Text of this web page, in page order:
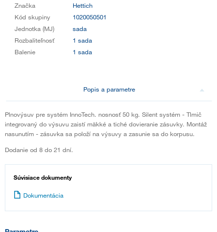
Značka
Hettich
Kód skupiny
1020050501
Jednotka (MJ)
sada
Rozbaliteľnosť
1 sada
Balenie
1 sada
Popis a parametre
Plnovýsuv pre systém InnoTech. nosnosť 50 kg. Silent systém - Tlmič
integrovaný do výsuvu zaistí mäkké a tiché dovieranie zásuvky. Montáž
nasunutím - zásuvka sa položí na výsuvy a zasunie sa do korpusu.
Dodanie od 8 do 21 dní.
Súvisiace dokumenty
Dokumentácia